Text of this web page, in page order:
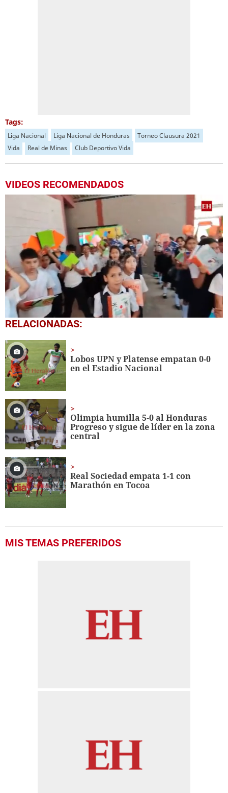
Tags:
Liga Nacional Liga Nacional de Honduras
Torneo Clausura 2021
Vida
Real de Minas Club Deportivo Vida
VIDEOS RECOMENDADOS
0
seconds
1
minute,
56
seconds
RELACIONADAS:
Lobos UPN y Platense empatan 0-0
en el Estadio Nacional
Olimpia humilla 5-0 al Honduras
Progreso y sigue de líder en la zona
central
Real Sociedad empata 1-1 con
Marathón en Tocoa
MIS TEMAS PREFERIDOS